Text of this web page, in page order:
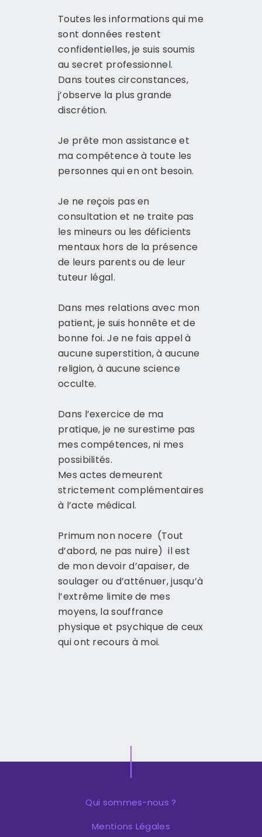
Toutes les informations qui me
sont données restent
confidentielles, je suis soumis
au secret professionnel.
Dans toutes circonstances,
j’observe la plus grande
discrétion.
Je prête mon assistance et
ma compétence à toute les
personnes qui en ont besoin.
Je ne reçois pas en
consultation et ne traite pas
les mineurs ou les déficients
mentaux hors de la présence
de leurs parents ou de leur
tuteur légal.
Dans mes relations avec mon
patient, je suis honnête et de
bonne foi.Je ne fais appel à
aucune superstition, à aucune
religion, à aucune science
occulte.
Dans l’exercice de ma
pratique, je ne surestime pas
mes compétences, ni mes
possibilités.
Mes actes demeurent
strictement complémentaires
à l’acte médical.
Primum non nocere (Tout
d’abord, ne pas nuire) il est
de mon devoir d’apaiser, de
soulager ou d’atténuer, jusqu’à
l’extrême limite de mes
moyens, la souffrance
physique et psychique de ceux
qui ont recours à moi.
Qui sommes-nous ?
Mentions Légales